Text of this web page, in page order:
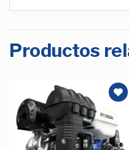
Productos
Añadir
a la
Lista de
deseos